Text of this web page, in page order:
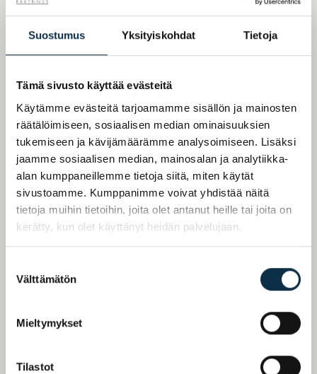
Suostumus Yksityiskohdat Tietoja
Tämä sivusto käyttää evästeitä
Käytämme evästeitä tarjoamamme sisällön ja mainosten
räätälöimiseen, sosiaalisen median ominaisuuksien
tukemiseen ja kävijämäärämme analysoimiseen. Lisäksi
jaamme sosiaalisen median, mainosalan ja analytiikka-
alan kumppaneillemme tietoja siitä, miten käytät
sivustoamme. Kumppanimme voivat yhdistää näitä
tietoja muihin tietoihin, joita olet antanut heille tai joita on
kerätty, kun olet käyttänyt heidän palvelujaan.
valinta
Välttämätön
Mieltymykset
Tilastot
395 000 €
As Oy Oulun Puhurinranta
RAKENTEILLA
As Oy Oulun Puhurinranta – Purjehdi unelma-
asumisen satamaan! Luonnonläheinen ja
merellinen asuinalue.
Osta oma uusi koti 2- kerroksisesta rivitalosta
Oulun Ranta-Toppilassa!